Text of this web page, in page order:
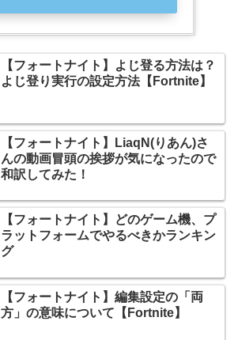
【フォートナイト】よじ登る方法は？
よじ登り実行の設定方法【Fortnite】
【フォートナイト】LiaqN(りあん)さ
んの動画冒頭の挨拶が気になったので
和訳してみた！
【フォートナイト】どのゲーム機、プ
ラットフォームでやるべきかランキン
グ
【フォートナイト】編集設定の「両
方」の意味について【Fortnite】